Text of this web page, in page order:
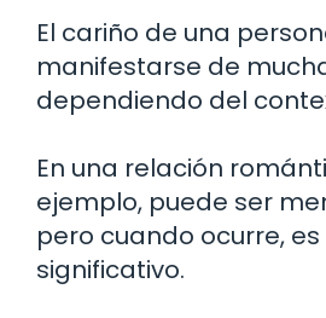
El cariño de una
manifestarse de
dependiendo del
En una relación
ejemplo, puede ser
pero cuando ocurre,
significativo.